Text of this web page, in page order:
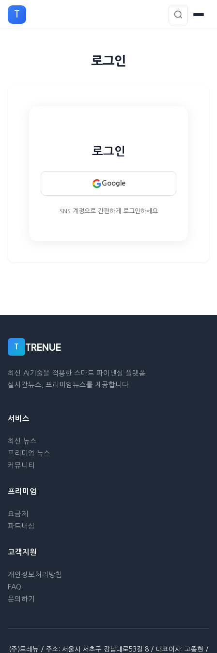
T
로그인
로그인
Google
SNS 계정으로 간편하게 로그인하세요
T TRENUE
최신 AI기술을 적용한 스마트 파이낸셜 플랫폼.
실시간뉴스, 프리미엄뉴스를 제공합니다.
서비스
최신 뉴스
프리미엄 뉴스
커뮤니티
프리미엄
요금제
파트너십
고객지원
개인정보처리방침
FAQ
문의하기
(주)트레뉴 / 주소: 서울시 서초구 강남대로53길 8 / 대표이사: 고종현 /